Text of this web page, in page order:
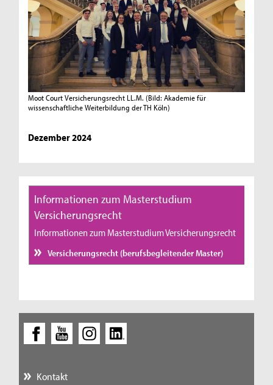
Moot Court Versicherungsrecht LL.M. (Bild: Akademie für
wissenschaftliche Weiterbildung der TH Köln)
Dezember 2024
Informationen zum Masterstudium
Versicherungsrecht
Informationen zum Masterstudium Versicherungsrecht
Versicherungsrecht (berufsbegleitender Master)
Kontakt